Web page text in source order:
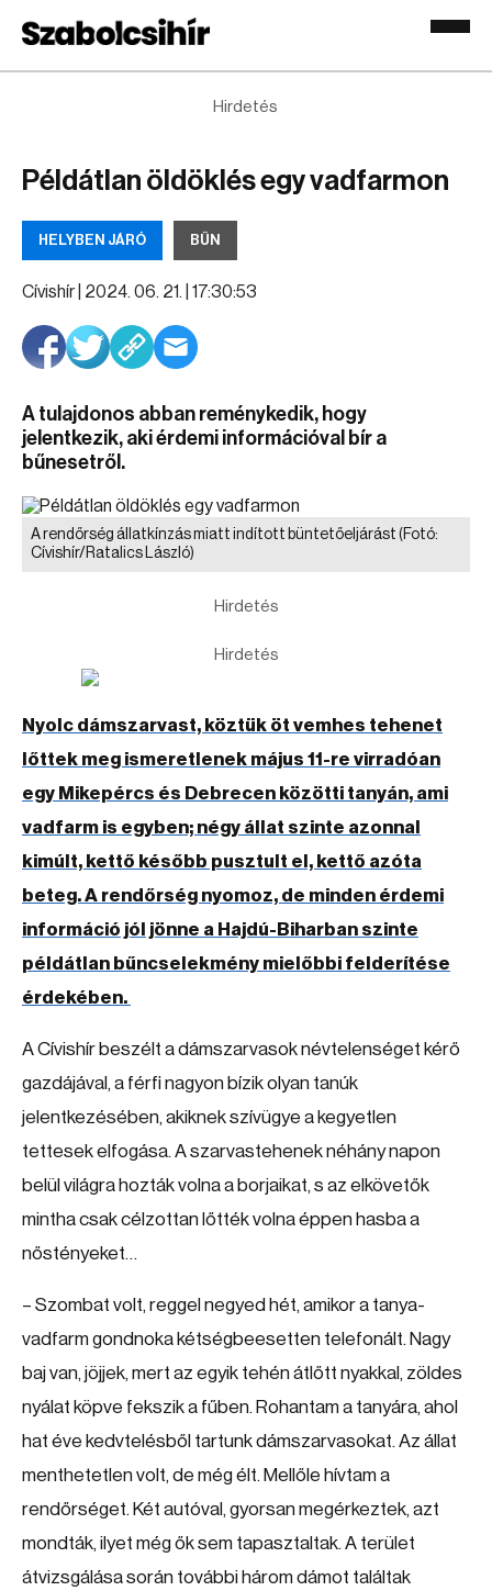
Hirdetés
Példátlan öldöklés egy vadfarmon
HELYBEN JÁRÓ BŰN
Cívishír | 2024. 06. 21. | 17:30:53
A tulajdonos abban reménykedik, hogy
jelentkezik, aki érdemi információval bír a
bűnesetről.
A rendőrség állatkínzás miatt indított büntetőeljárást (Fotó:
Cívishír/Ratalics László)
Hirdetés
Hirdetés
Nyolc dámszarvast, köztük öt vemhes tehenet
lőttek meg ismeretlenek május 11-re virradóan
egy Mikepércs és Debrecen közötti tanyán, ami
vadfarm is egyben; négy állat szinte azonnal
kimúlt, kettő később pusztult el, kettő azóta
beteg. A rendőrség nyomoz, de minden érdemi
információ jól jönne a Hajdú-Biharban szinte
példátlan bűncselekmény mielőbbi felderítése
érdekében.
A Cívishír beszélt a dámszarvasok névtelenséget kérő
gazdájával, a férfi nagyon bízik olyan tanúk
jelentkezésében, akiknek szívügye a kegyetlen
tettesek elfogása. A szarvastehenek néhány napon
belül világra hozták volna a borjaikat, s az elkövetők
mintha csak célzottan lőtték volna éppen hasba a
nőstényeket…
– Szombat volt, reggel negyed hét, amikor a tanya-
vadfarm gondnoka kétségbeesetten telefonált. Nagy
baj van, jöjjek, mert az egyik tehén átlőtt nyakkal, zöldes
nyálat köpve fekszik a fűben. Rohantam a tanyára, ahol
hat éve kedvtelésből tartunk dámszarvasokat. Az állat
menthetetlen volt, de még élt. Mellőle hívtam a
rendőrséget. Két autóval, gyorsan megérkeztek, azt
mondták, ilyet még ők sem tapasztaltak. A terület
átvizsgálása során további három dámot találtak